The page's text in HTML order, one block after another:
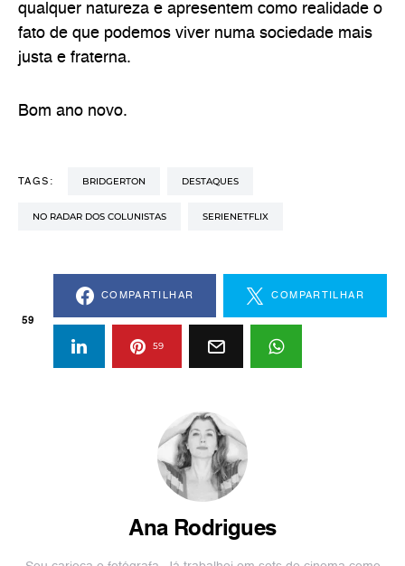
qualquer natureza e apresentem como realidade o
fato de que podemos viver numa sociedade mais
justa e fraterna.
Bom ano novo.
TAGS: BRIDGERTON DESTAQUES
NO RADAR DOS COLUNISTAS SERIENETFLIX
59
COMPARTILHAR COMPARTILHAR
59
Ana Rodrigues